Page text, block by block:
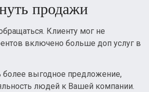
продажи
Клиенту мог не
включено больше доп услуг в
более выгодное предложение,
людей к Вашей компании.